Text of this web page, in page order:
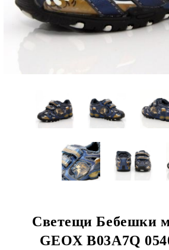
Светещи Бебешки
GEOX B03A7Q